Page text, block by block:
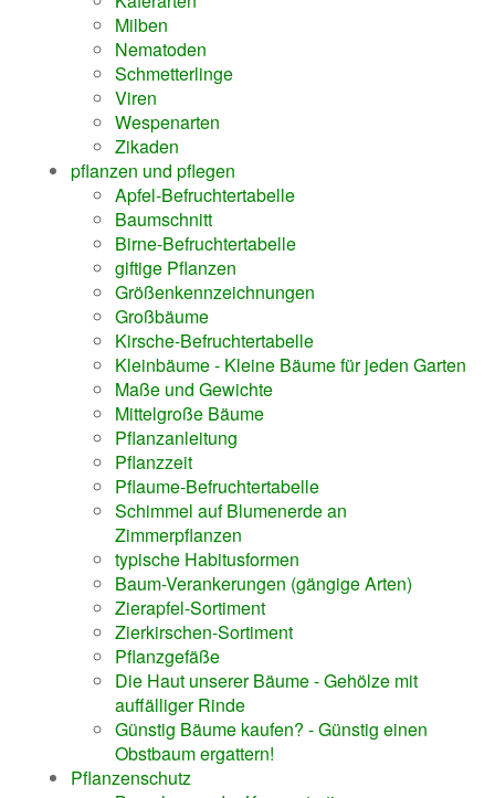
Milben
Nematoden
Schmetterlinge
Viren
Wespenarten
Zikaden
pflanzen und pflegen
Apfel-Befruchtertabelle
Baumschnitt
Birne-Befruchtertabelle
giftige Pflanzen
Größenkennzeichnungen
Großbäume
Kirsche-Befruchtertabelle
Kleinbäume - Kleine Bäume für jeden Garten
Maße und Gewichte
Mittelgroße Bäume
Pflanzanleitung
Pflanzzeit
Pflaume-Befruchtertabelle
Schimmel auf Blumenerde an
Zimmerpflanzen
typische Habitusformen
Baum-Verankerungen (gängige Arten)
Zierapfel-Sortiment
Zierkirschen-Sortiment
Pflanzgefäße
Die Haut unserer Bäume - Gehölze mit
auffälliger Rinde
Günstig Bäume kaufen? - Günstig einen
Obstbaum ergattern!
Pflanzenschutz